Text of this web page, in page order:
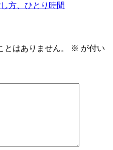
方、ひとり時間
はありません。 ※ が付い